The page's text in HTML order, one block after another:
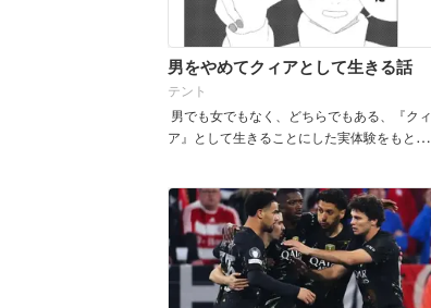
男をやめてクィアとして生きる話
テント
男でも女でもなく、どちらでもある、『クィ
ア』として生きることにした実体験をもとに
レア体質や、手術が2回必要...